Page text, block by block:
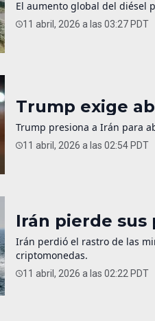
El aumento global del diésel
11 abril, 2026 a las 03:27 PDT
Trump exige
Trump presiona a Irán para
11 abril, 2026 a las 02:54 PDT
Irán pierde sus
Irán perdió el rastro de las
criptomonedas.
11 abril, 2026 a las 02:22 PDT